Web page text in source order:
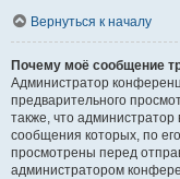
Вернуться к началу
Почему моё сообщение
Администратор
предварительного
также, что администратор
сообщения которых, по
просмотрены перед
администратором